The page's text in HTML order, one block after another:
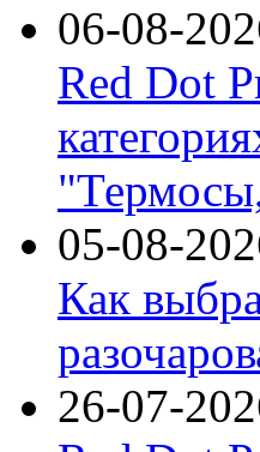
06-08-
Red Dot
05-08-
Как
26-07-